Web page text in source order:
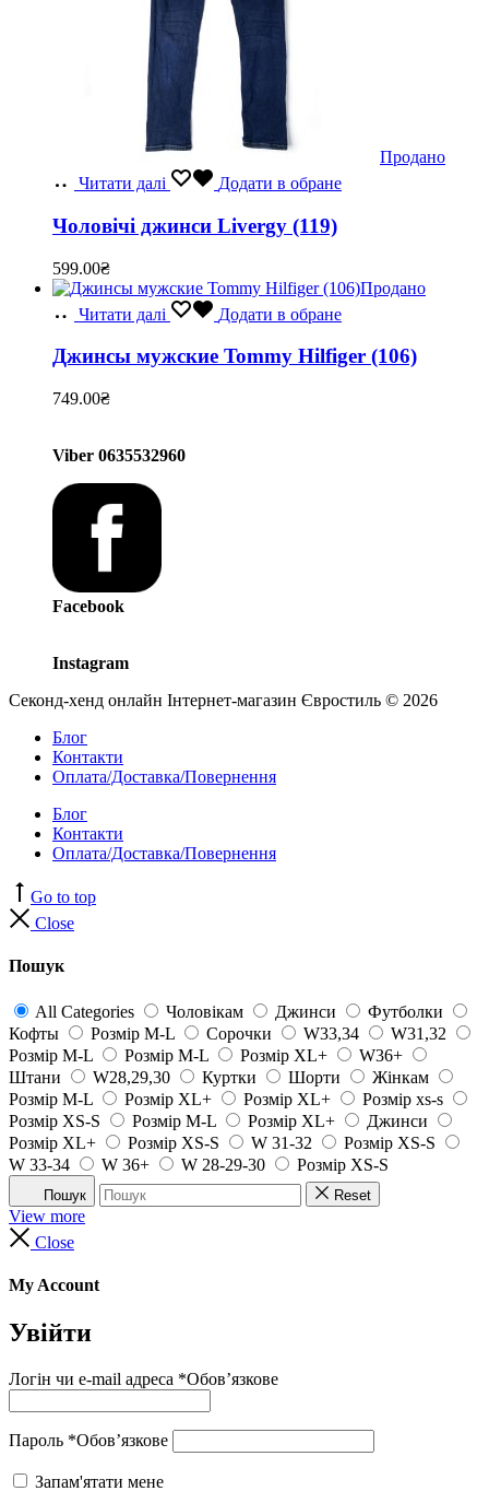
Продано
Читати далі
Додати в обране
Чоловічі джинси Livergy (119)
599.00₴
Продано
Читати далі
Додати в обране
Джинсы мужские Tommy Hilfiger (106)
749.00₴
Viber 0635532960
Facebook
Instagram
Секонд-хенд онлайн Інтернет-магазин Євростиль © 2026
Блог
Контакти
Оплата/Доставка/Повернення
Блог
Контакти
Оплата/Доставка/Повернення
Go to top
Close
Пошук
All Categories Чоловікам Джинси
Футболки
Кофты
Розмір M-L Сорочки W33,34
W31,32
Розмір M-L
Розмір M-L Розмір XL+
W36+
Штани
W28,29,30 Куртки Шорти
Жінкам
Розмір M-L
Розмір XL+ Розмір XL+
Розмір xs-s
Розмір XS-S
Розмір M-L Розмір XL+
Джинси
Розмір XL+
Розмір XS-S W 31-32
Розмір XS-S
W 33-34
W 36+ W 28-29-30 Розмір XS-S
Пошук Reset
View more
Close
My Account
Увійти
Логін чи e-mail адреса *Обов’язкове
Пароль *Обов’язкове
Запам'ятати мене